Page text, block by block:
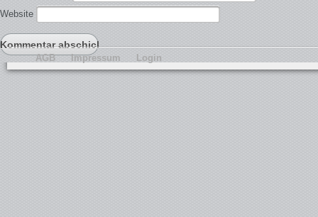
Website
AGB Impressum Login